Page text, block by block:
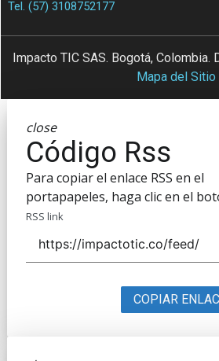
Tel. (57) 3108752177
Impacto TIC SAS. Bogotá, Colombia.
Mapa del Sitio
close
Código Rss
Para copiar el enlace RSS en el
portapapeles, haga clic en el
RSS link
COPIAR